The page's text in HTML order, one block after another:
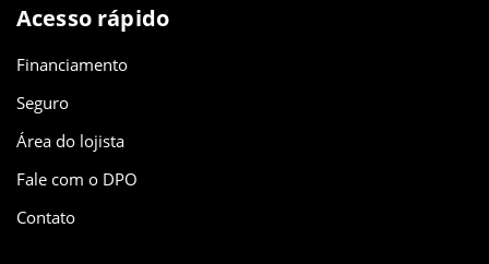
Acesso rápido
Financiamento
Seguro
Área do lojista
Fale com o DPO
Contato